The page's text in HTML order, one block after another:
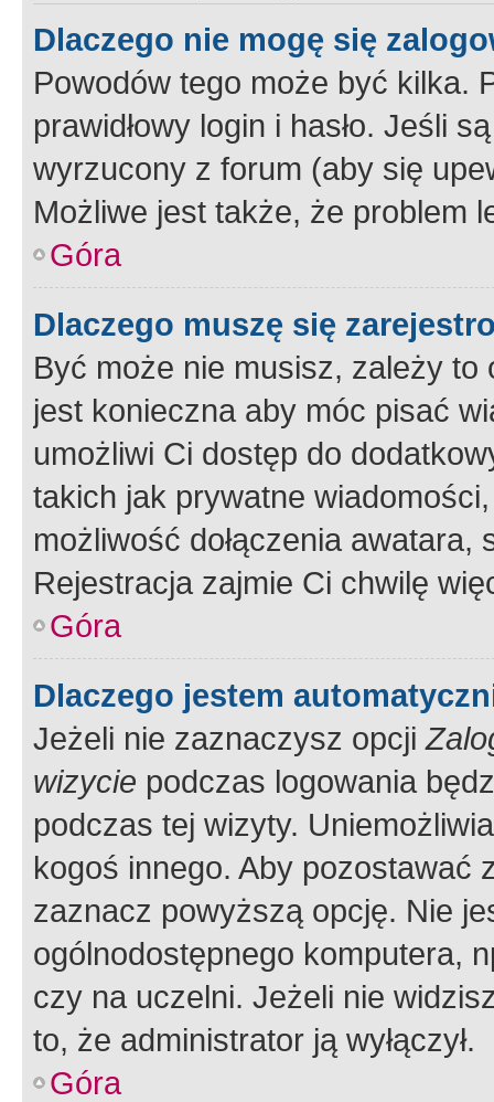
Dlaczego nie mogę się
Powodów tego może być kilka.
prawidłowy login i hasło. Jeśli
wyrzucony z forum (aby się
Możliwe jest także, że problem
Góra
Dlaczego muszę się
Być może nie musisz, zależy
jest konieczna aby móc pisać
umożliwi Ci dostęp do
takich jak prywatne
możliwość dołączenia
Rejestracja zajmie Ci chwilę
Góra
Dlaczego jestem
Jeżeli nie zaznaczysz opcji
wizycie podczas logowania
podczas tej wizyty.
kogoś innego. Aby pozostawać
zaznacz powyższą opcję. Nie
ogólnodostępnego komputera,
czy na uczelni. Jeżeli nie
to, że administrator ją wyłączył.
Góra